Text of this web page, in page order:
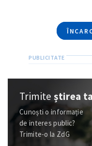
Trimiteștirea ta
Cunoști o informație
de interes public?
Trimite-o la ZdG